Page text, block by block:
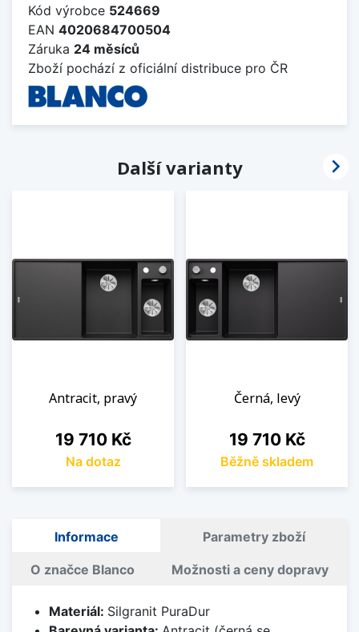
Kód výrobce 524669
EAN 4020684700504
Záruka 24 měsíců
Zboží pochází z oficiální distribuce pro ČR
Další varianty
Antracit, pravý
Cena
19 710 Kč
Na dotaz
Černá, levý
Cena
19 710 Kč
Běžně skladem

Informace Parametry zboží
O značce Blanco Možnosti a ceny dopravy
Materiál: Silgranit PuraDur